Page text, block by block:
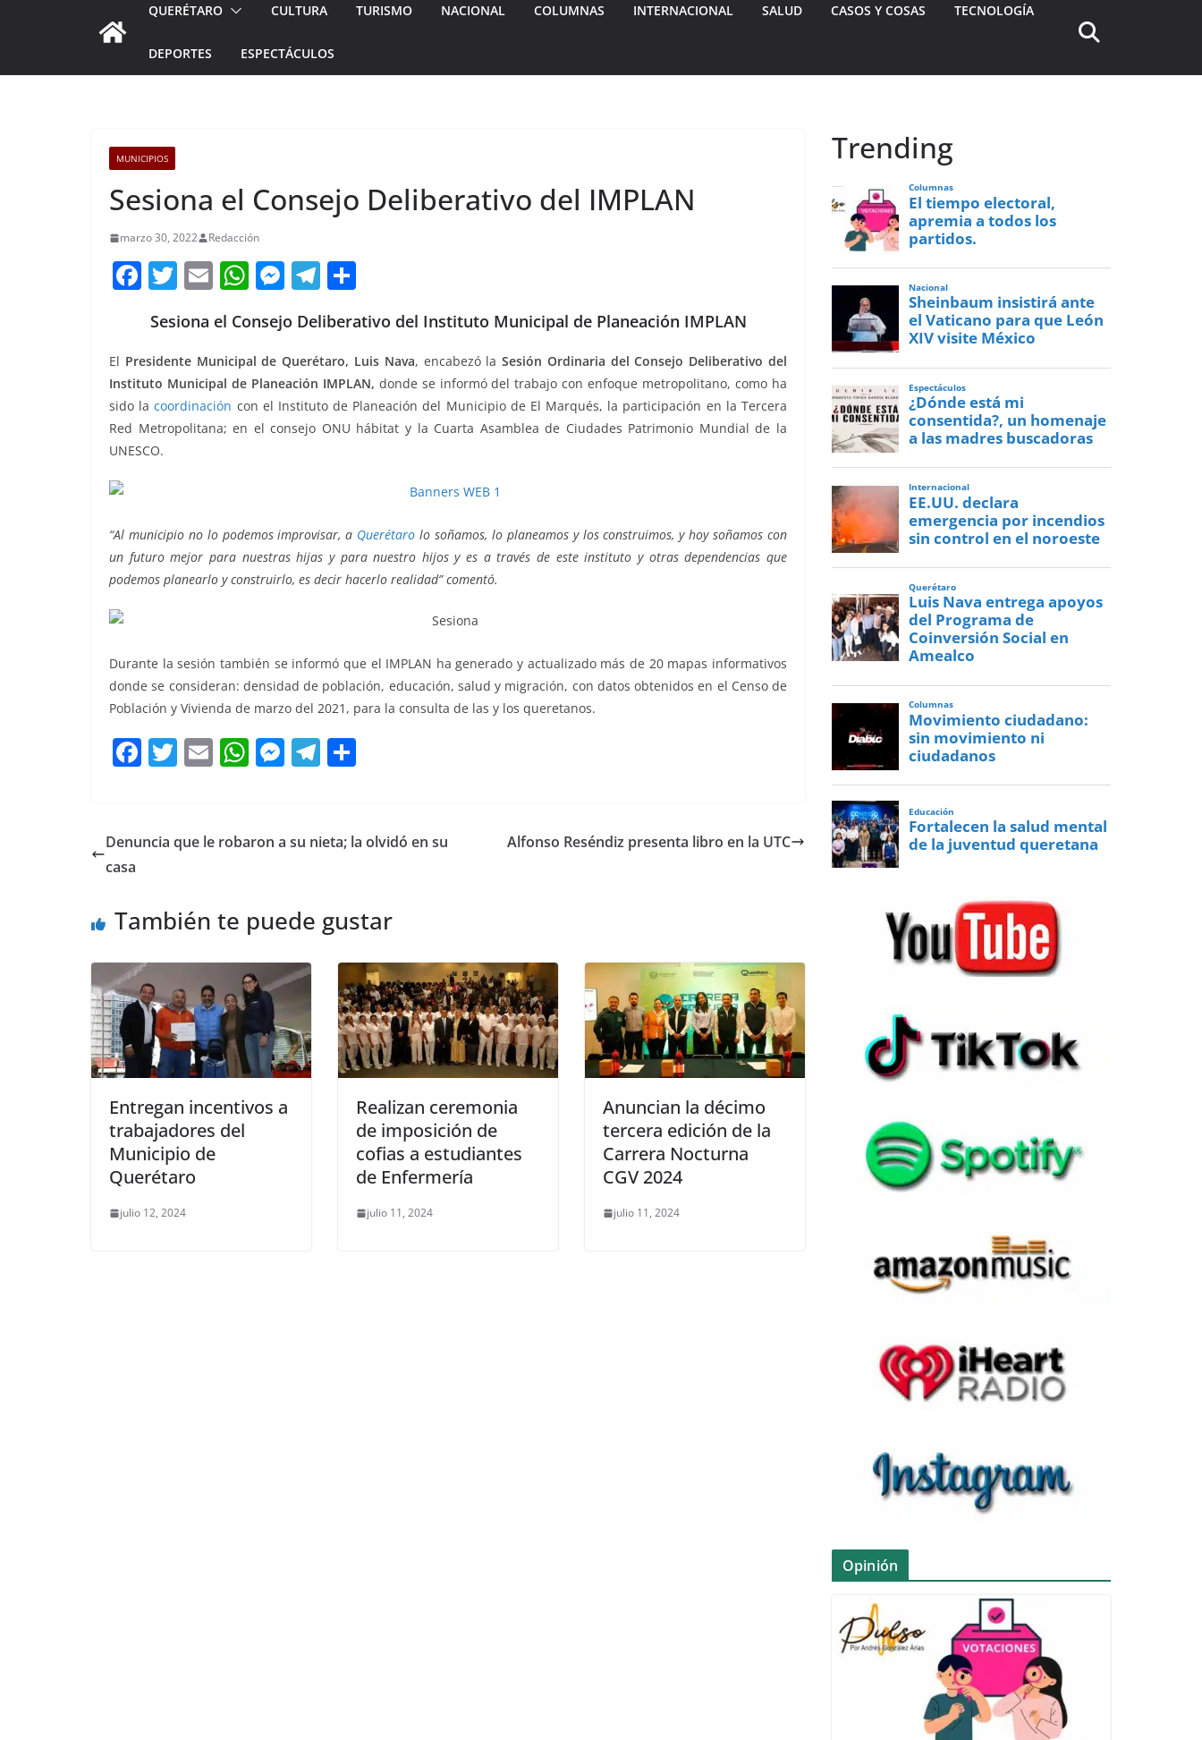
QUERÉTARO CULTURA TURISMO NACIONAL COLUMNAS INTERNACIONAL SALUD CASOS Y COSAS TECNOLOGÍA
DEPORTES ESPECTÁCULOS
MUNICIPIOS
Sesiona el Consejo Deliberativo del IMPLAN
marzo 30, 2022 Redacción
F
c
e
b
o
o
T
itt
er
E
ai
l
W
at
s
A
p
M
ss
e
n
g
er
T
e
gr
a
m
m
p
ar
tir
Sesiona el Consejo Deliberativo del Instituto Municipal de Planeación IMPLAN
El Presidente Municipal de Querétaro, Luis Nava, encabezó laSesión Ordinaria del Consejo Deliberativo del
Instituto Municipal de Planeación IMPLAN, donde se informó del trabajo con enfoque metropolitano, como ha
sido lacoordinación con el Instituto de Planeación del Municipio de El Marqués, la participación en la Tercera
Red Metropolitana; en el consejo ONU hábitat y la Cuarta Asamblea de Ciudades Patrimonio Mundial de la
UNESCO.
“Al municipio no lo podemos improvisar, a Querétaro lo soñamos, lo planeamos y los construimos, y hoy soñamos con
un futuro mejor para nuestras hijas y para nuestro hijos y es a través de este instituto y otras dependencias que
podemos planearlo y construirlo, es decir hacerlo realidad” comentó.
Durante la sesión también se informó que el IMPLAN ha generado y actualizado más de 20 mapas informativos
donde se consideran: densidad de población, educación, salud y migración, con datos obtenidos en el Censo de
Población y Vivienda de marzo del 2021, para la consulta de las y los queretanos.
F
e
o
k
T
er
E
l
W
s
p
M
e
er
T
gr p
Denuncia que le robaron a su nieta; la olvidó en su
casa
Alfonso Reséndiz presenta libro en la UTC
También te puede gustar
Entregan incentivos a
trabajadores del
Municipio de
Querétaro
julio 12, 2024
Realizan ceremonia
de imposición de
cofias a estudiantes
de Enfermería
julio 11, 2024
Anuncian la décimo
tercera edición de la
Carrera Nocturna
CGV 2024
julio 11, 2024
Trending
Opinión